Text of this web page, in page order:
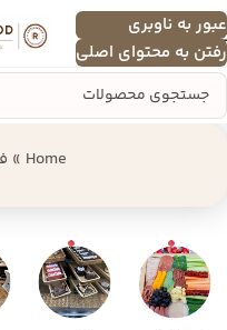
عبور به ناوبری
رفتن به محتوای اصلی
منو
Home
»